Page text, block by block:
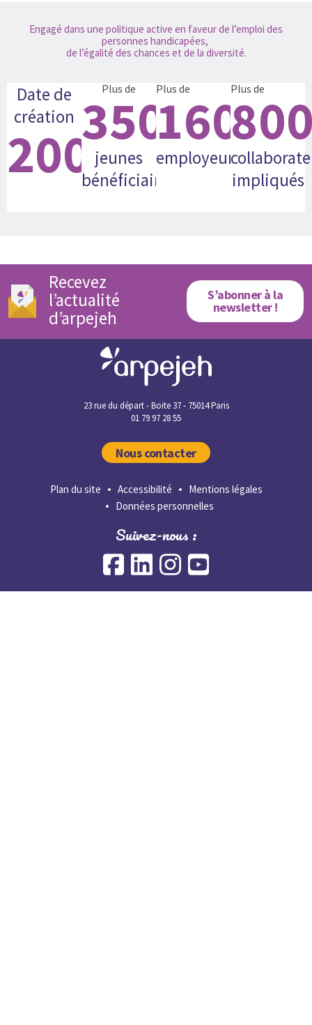
Engagé dans une politique active en faveur de l’emploi des
personnes handicapées,
de l’égalité des chances et de la diversité.
Date de
création
2008
Plus de
35000
jeunes
bénéficiaires
Plus de
160
employeurs
Plus de
impliqués
Recevez
l’actualité
d’arpejeh
S’abonner à la
newsletter !
23 rue du départ - Boite 37 - 75014 Paris
01 79 97 28 55
Nous contacter
Plan du site Accessibilité
Mentions légales
Données personnelles
Suivez-nous :